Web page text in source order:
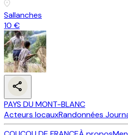
Sallanches
10 €
PAYS DU MONT-BLANC
Acteurs locauxRandonnées